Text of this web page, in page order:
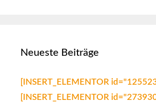
Neueste Beiträge
[INSERT_ELEMENTOR
[INSERT_ELEMENTOR